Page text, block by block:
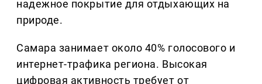
надежное покрытие для отдыхающих на
природе.
Самара занимает около 40% голосового и
интернет-трафика региона. Высокая
цифровая активность требует от